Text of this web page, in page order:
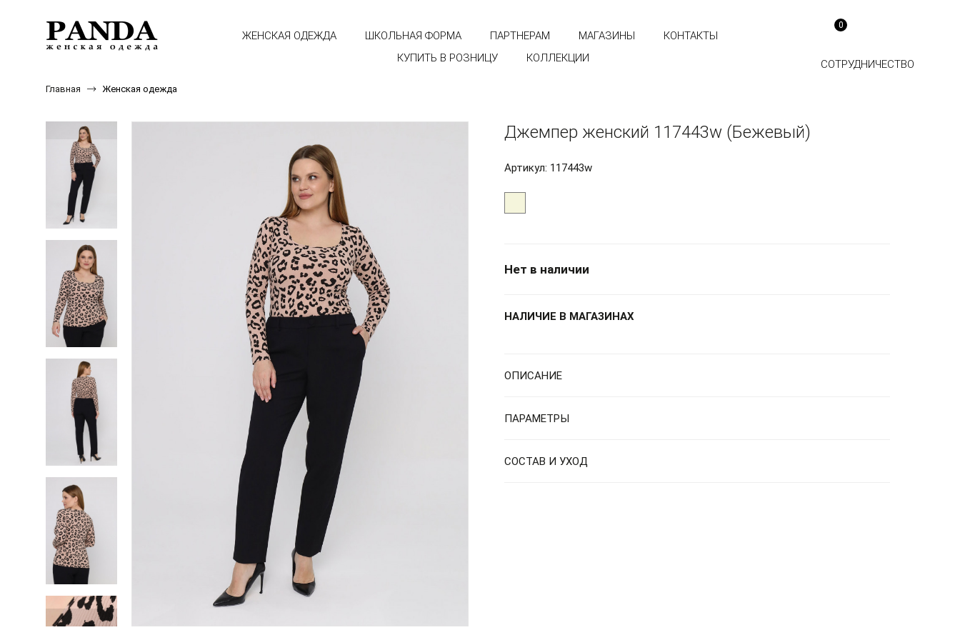
0
СОТРУДНИЧЕСТВО
ЖЕНСКАЯ ОДЕЖДА ШКОЛЬНАЯ ФОРМА ПАРТНЕРАМ МАГАЗИНЫ
КОНТАКТЫ
КУПИТЬ В РОЗНИЦУ
КОЛЛЕКЦИИ
Главная Женская одежда
Джемпер женский 117443w (Бежевый)
Артикул: 117443w
Нет в наличии
НАЛИЧИЕ В МАГАЗИНАХ
ОПИСАНИЕ
ПАРАМЕТРЫ
СОСТАВ И УХОД